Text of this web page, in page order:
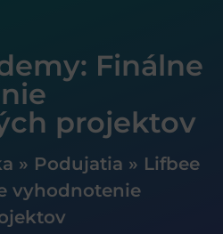
Finálne
projektov
» Podujatia » Lifbee
vyhodnotenie